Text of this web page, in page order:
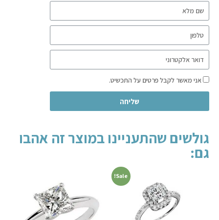
אני מאשר לקבל פרטים על התכשיט.
שליחה
גולשים שהתעניינו במוצר זה אהבו
גם:
Sale!